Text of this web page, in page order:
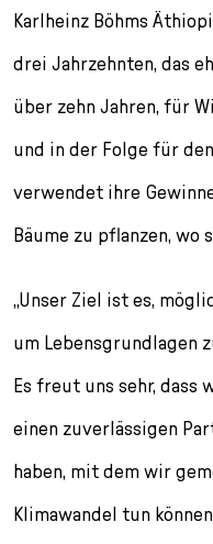
Karlheinz Böhms
drei Jahrzehnten, das
über zehn Jahren, für
und in der Folge für
verwendet ihre
Bäume zu pflanzen,
„Unser Ziel ist es,
um Lebensgrundlagen
Es freut uns sehr, dass
einen zuverlässigen
haben, mit dem wir
Klimawandel tun